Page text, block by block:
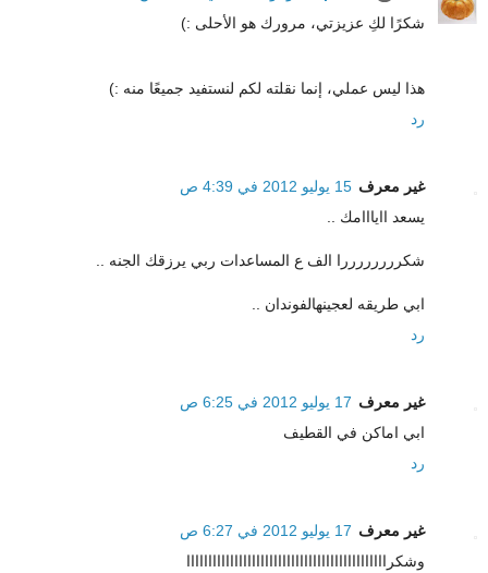
شكرًا لكِ عزيزتي، مرورك هو الأحلى :)
هذا ليس عملي، إنما نقلته لكم لنستفيد جميعًا منه :)
رد
غير معرف 15 يوليو 2012 في 4:39 ص
يسعد اايااامك ..
شكررررررررا الف ع المساعدات ربي يرزقك الجنه ..
ابي طريقه لعجينهالفوندان ..
رد
غير معرف 17 يوليو 2012 في 6:25 ص
ابي اماكن في القطيف
رد
غير معرف 17 يوليو 2012 في 6:27 ص
وشكراااااااااااااااااااااااااااااااااااااااااااااا